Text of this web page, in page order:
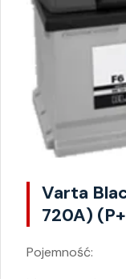
Varta
720A)
Pojemność: